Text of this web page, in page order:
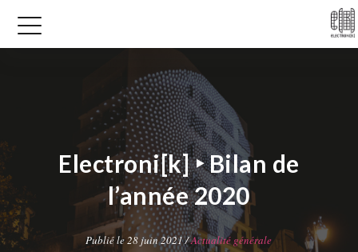
Electroni[k] ‣ Bilan de
l’année 2020
Publié le 28 juin 2021 /Actualité générale